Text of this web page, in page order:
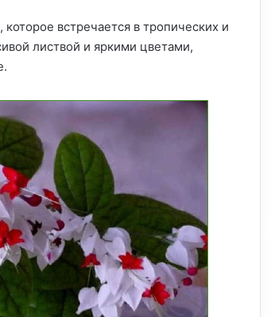
встречается в тропических и
листвой и яркими цветами,